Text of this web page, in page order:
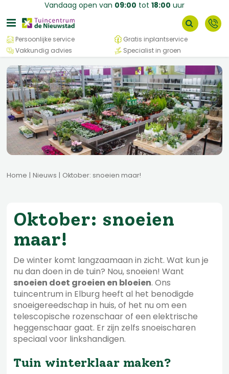
Home Nieuws Oktober: snoeien maar!
Vandaag open van 09:00 tot 18:00 uur
Persoonlijke service
Gratis inplantservice
Vakkundig advies
Specialist in groen
Oktober: snoeien
maar!
De winter komt langzaamaan in zicht. Wat kun je
nu dan doen in de tuin? Nou, snoeien! Want
snoeien doet groeien en bloeien. Ons
tuincentrum in Elburg heeft al het benodigde
snoeigereedschap in huis, of het nu om een
telescopische rozenschaar of een elektrische
heggenschaar gaat. Er zijn zelfs snoeischaren
speciaal voor linkshandigen.
Tuin winterklaar maken?